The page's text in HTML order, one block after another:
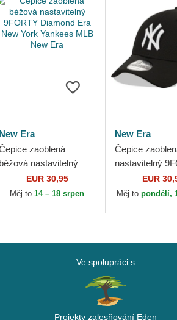
New Era
zaoblená
béžová nastavitelný
9FORTY Diamond Era
New York Yankees
EUR 30,95
Měj to14 – 18 srpen
New Era
Čepice
nastavitelný
Diamond Era
Yankees MLB
EUR
Měj topondělí,
Ve spolupráci s
Projekty zalesňování Eden